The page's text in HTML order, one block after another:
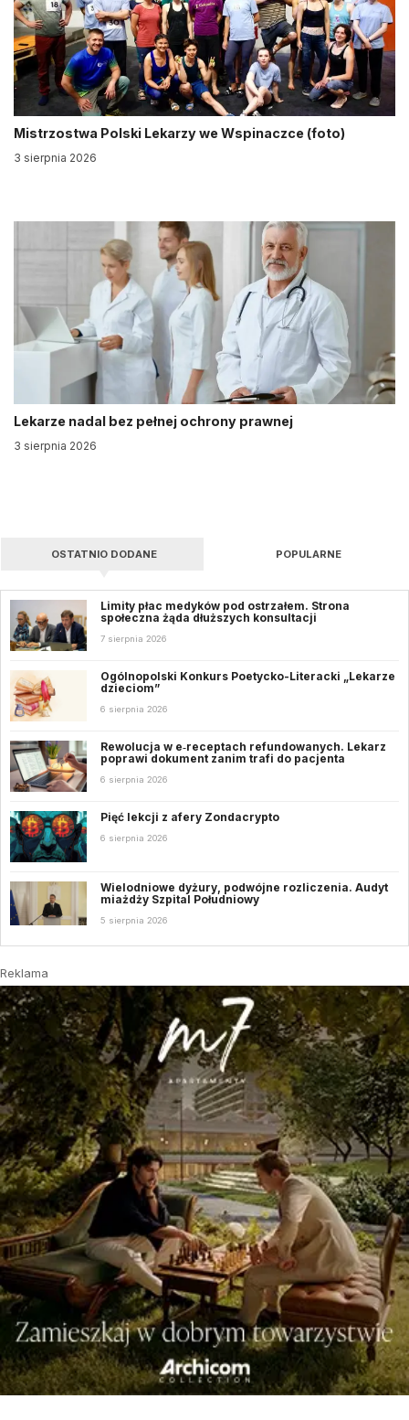
Mistrzostwa Polski Lekarzy we Wspinaczce (foto)
3 sierpnia 2026
Lekarze nadal bez pełnej ochrony prawnej
3 sierpnia 2026
OSTATNIO DODANE POPULARNE
Limity płac medyków pod ostrzałem. Strona
społeczna żąda dłuższych konsultacji
7 sierpnia 2026
Ogólnopolski Konkurs Poetycko-Literacki „Lekarze
dzieciom”
6 sierpnia 2026
Rewolucja w e‑receptach refundowanych. Lekarz
poprawi dokument zanim trafi do pacjenta
6 sierpnia 2026
Pięć lekcji z afery Zondacrypto
6 sierpnia 2026
Wielodniowe dyżury, podwójne rozliczenia. Audyt
miażdży Szpital Południowy
5 sierpnia 2026
Reklama